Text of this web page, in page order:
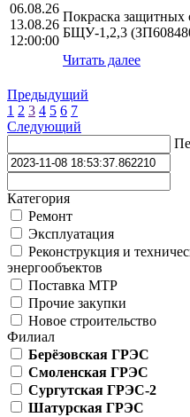
06.08.26
13.08.26
12:00:00
Покраска защитных
БЩУ-1,2,3
Читать далее
Предыдущий
1 2 3 4 5 6 7
Следующий
Категория
Ремонт
Эксплуатация
Реконструкция и
энергообъектов
Поставка МТР
Прочие закупки
Новое строительство
Филиал
Берёзовская ГРЭС
Смоленская ГРЭС
Сургутская ГРЭС-2
Шатурская ГРЭС